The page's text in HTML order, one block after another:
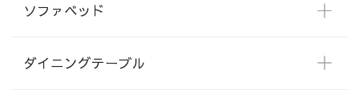
ソファベッド
ダイニングテーブル